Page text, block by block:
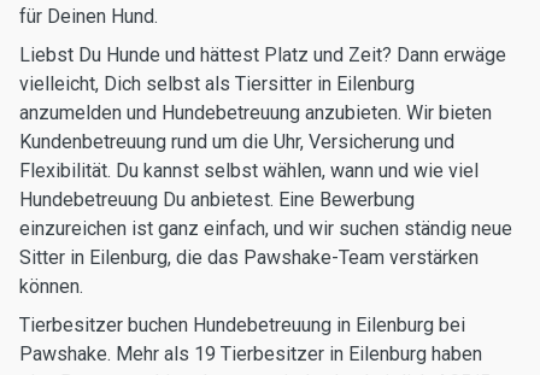
für Deinen Hund.
Liebst Du Hunde und hättest Platz und Zeit? Dann erwäge
vielleicht, Dich selbst als Tiersitter in Eilenburg
anzumelden und Hundebetreuung anzubieten. Wir bieten
Kundenbetreuung rund um die Uhr, Versicherung und
Flexibilität. Du kannst selbst wählen, wann und wie viel
Hundebetreuung Du anbietest. Eine Bewerbung
einzureichen ist ganz einfach, und wir suchen ständig neue
Sitter in Eilenburg, die das Pawshake-Team verstärken
können.
Tierbesitzer buchen Hundebetreuung in Eilenburg bei
Pawshake. Mehr als 19 Tierbesitzer in Eilenburg haben